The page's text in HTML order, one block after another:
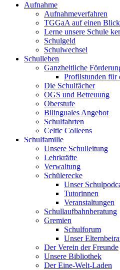
Aufnahme
Aufnahmeverfahren
TGGaA auf einen Blick
Lerne unsere Schule
Schulgeld
Schulwechsel
Schulleben
Ganzheitliche
Profilstunden für
Die Schulfächer
OGS und Betreuung
Oberstufe
Bilinguales Angebot
Schulfahrten
Celtic Colleens
Schulfamilie
Unsere Schulleitung
Lehrkräfte
Verwaltung
Schülerecke
Unser
Tutorinnen
Veranstaltungen
Schullaufbahnberatung
Gremien
Schulforum
Unser
Der Verein der Freunde
Unsere Bibliothek
Der Eine-Welt-Laden